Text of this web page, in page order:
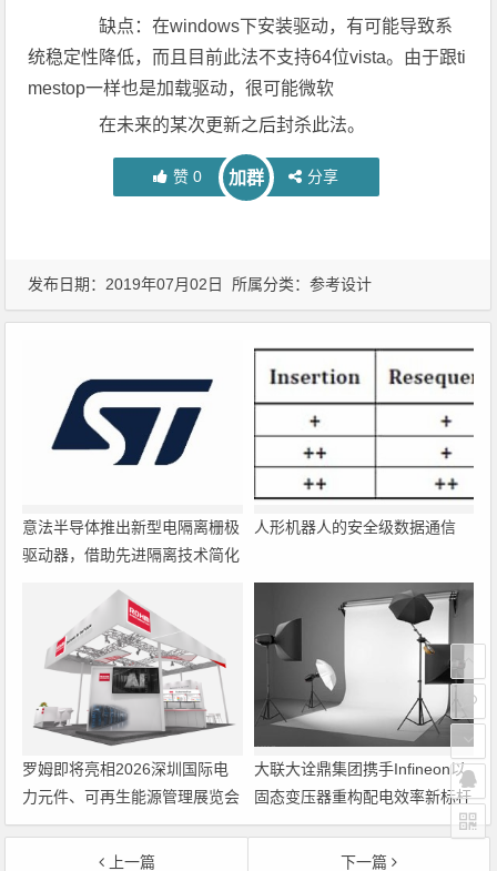
缺点：在windows下安装驱动，有可能导致系
统稳定性降低，而且目前此法不支持64位vista。由于跟ti
mestop一样也是加载驱动，很可能微软
在未来的某次更新之后封杀此法。
赞 0 加群 分享
发布日期：2019年07月02日 所属分类：参考设计
意法半导体推出新型电隔离栅极
驱动器，借助先进隔离技术简化
人形机器人的安全级数据通信
罗姆即将亮相2026深圳国际电
力元件、可再生能源管理展览会
暨研讨会
大联大诠鼎集团携手Infineon以
固态变压器重构配电效率新标杆
上一篇 下一篇